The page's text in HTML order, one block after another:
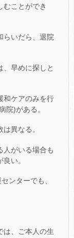
むことができ
らいだら、退院
、早めに探しと
和ケアのみを行
院)がある。
異なる。
人がいる場合も
い。
ンターでも、
は、ご本人の生